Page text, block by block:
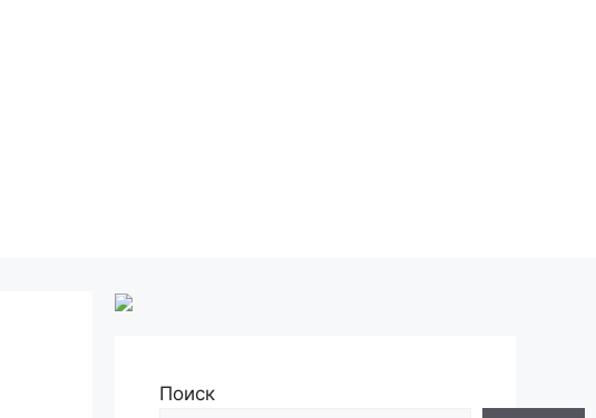
Поиск